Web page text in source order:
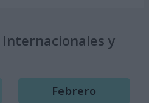
Internacionales y
Febrero